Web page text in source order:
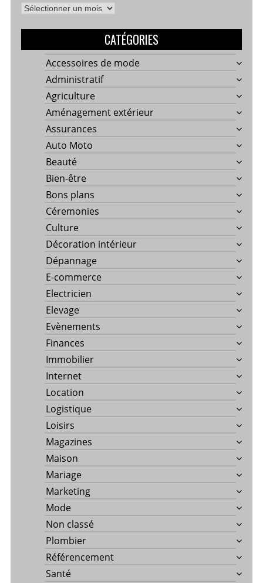
Archives
CATÉGORIES
Accessoires de mode
Administratif
Agriculture
Aménagement extérieur
Assurances
Auto Moto
Beauté
Bien-être
Bons plans
Céremonies
Culture
Décoration intérieur
Dépannage
E-commerce
Electricien
Elevage
Evènements
Finances
Immobilier
Internet
Location
Logistique
Loisirs
Magazines
Maison
Mariage
Marketing
Mode
Non classé
Plombier
Référencement
Santé